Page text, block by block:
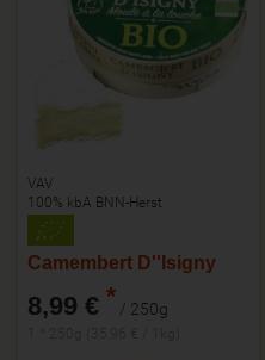
VAV
100% kbA BNN-Herst
Camembert D''Isigny
8,99 € * / 250g